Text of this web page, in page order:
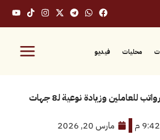
فيديو
مرسومان رئاسيان بزيادة الرواتب للعاملين وزيادة نوعية لـ8 جهات
مارس 20, 2026